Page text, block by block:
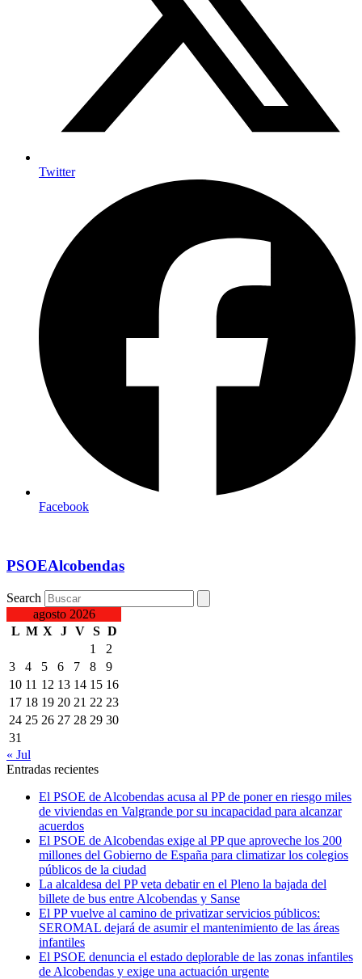
Twitter
Facebook
PSOEAlcobendas
Search
agosto 2026
L M X J V S D
1
2
3
4 5 6 7 8
9
10 11 12 13 14 15 16
17 18 19 20 21 22 23
24 25 26 27 28 29 30
31
« Jul
Entradas recientes
El PSOE de Alcobendas acusa al PP de poner en riesgo miles
de viviendas en Valgrande por su incapacidad para alcanzar
acuerdos
El PSOE de Alcobendas exige al PP que aproveche los 200
millones del Gobierno de España para climatizar los colegios
públicos de la ciudad
La alcaldesa del PP veta debatir en el Pleno la bajada del
billete de bus entre Alcobendas y Sanse
El PP vuelve al camino de privatizar servicios públicos:
SEROMAL dejará de asumir el mantenimiento de las áreas
infantiles
El PSOE denuncia el estado deplorable de las zonas infantiles
de Alcobendas y exige una actuación urgente